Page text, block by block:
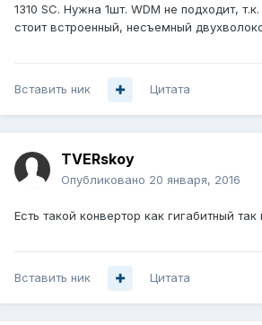
1310 SC. Нужна 1шт. WDM не подходит,
стоит встроенный, несъемный
Вставить ник Цитата
TVERskoy
Опубликовано 20 января, 2016
Есть такой конвертор как гигабитный так
Вставить ник Цитата